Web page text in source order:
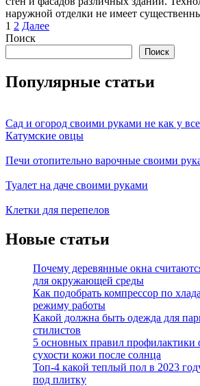
наружной отделки не имеет
Пагинация
записей
1 2 Далее
Поиск
Поиск
Популярные статьи
Сад и огород своими руками не как у
Катумские овцы
Печи отопительно варочные своими
Туалет на даче своими руками
Клетки для перепелов
Новые статьи
Почему деревянные окна
для окружающей среды
Как подобрать компрессор по
режиму работы
Какой должна быть одежда для
стилистов
5 основных правил профилактики
сухости кожи после солнца
Топ-4 какой теплый пол в 2023
под плитку